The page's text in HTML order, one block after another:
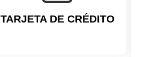
TARJETA DE CRÉDITO